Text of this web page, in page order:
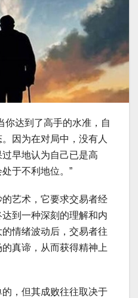
你达到了高手的水准，自
因为在对局中，没有人
早地认为自己已是高
于不利地位。”
艺术，它要求交易者经
到一种深刻的理解和内
情绪波动后，交易者往
真谛，从而获得精神上
，但其成败往往取决于